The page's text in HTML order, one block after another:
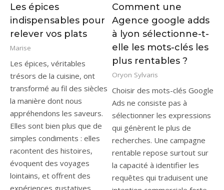
Les épices
indispensables pour
relever vos plats
Marise
Les épices, véritables
trésors de la cuisine, ont
transformé au fil des siècles
la manière dont nous
appréhendons les saveurs.
Elles sont bien plus que de
simples condiments : elles
racontent des histoires,
évoquent des voyages
lointains, et offrent des
Comment une
Agence google adds
à lyon sélectionne-t-
elle les mots-clés les
plus rentables ?
Oryon Sylvaris
Choisir des mots-clés Google
Ads ne consiste pas à
sélectionner les expressions
qui génèrent le plus de
recherches. Une campagne
rentable repose surtout sur
la capacité à identifier les
requêtes qui traduisent une